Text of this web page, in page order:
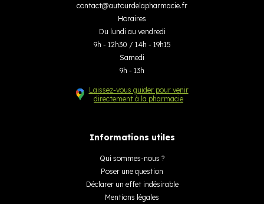
contact@autourdelapharmacie.fr
Horaires
Du lundi au vendredi
9h - 12h30 / 14h - 19h15
Samedi
9h - 13h
Laissez-vous guider pour venir
directement à la pharmacie
Informations utiles
Qui sommes-nous ?
Poser une question
Déclarer un effet indésirable
Mentions légales